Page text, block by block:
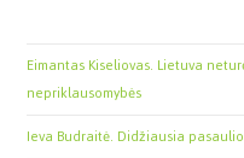
Eimantas Kiseliovas. Lietuva
nepriklausomybės
Ieva Budraitė. Didžiausia